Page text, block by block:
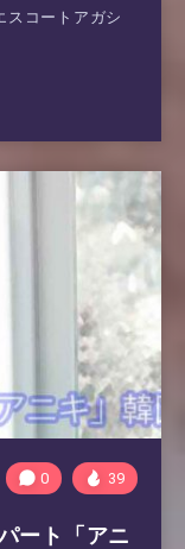
スコートアガシ
0 39
ート「アニ